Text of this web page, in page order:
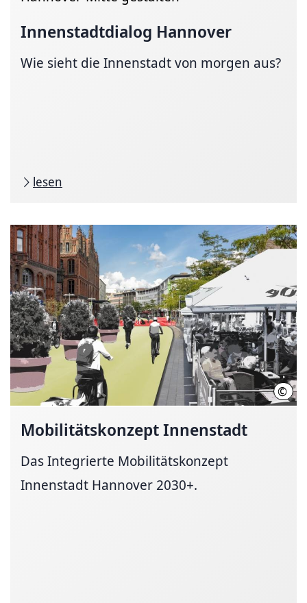
Innenstadtdialog Hannover
Wie sieht die Innenstadt von morgen aus?
lesen
© Ole
MobilitätskonzeptInnenstadt
Das Integrierte Mobilitätskonzept
Innenstadt Hannover 2030+.